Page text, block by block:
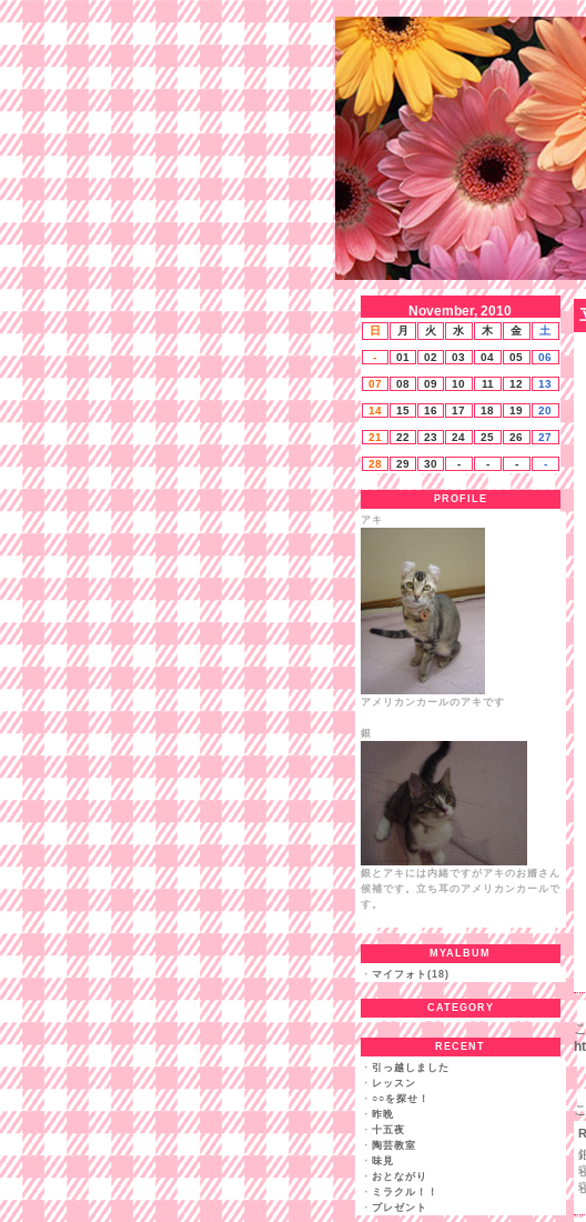
November, 2010
日 月 火 水 木 金 土
- 01 02 03 04 05 06
07 08 09 10 11 12 13
14 15 16 17 18 19 20
21 22 23 24 25 26 27
28 29 30 - - - -
PROFILE
アキ
アメリカンカールのアキです
銀
銀とアキには内緒ですがアキのお婿さん
候補です。立ち耳のアメリカンカールで
す。
MYALBUM
・ マイフォト(18)
CATEGORY
RECENT
・ 引っ越しました
・ レッスン
・ ○○を探せ！
・ 昨晩
・ 十五夜
・ 陶芸教室
・ 味見
・ おとながり
・ ミラクル！！
・ プレゼント